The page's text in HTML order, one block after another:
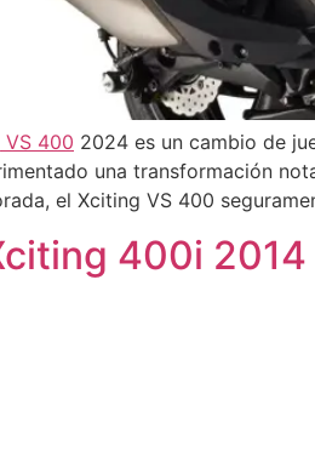
VS 400 2024 es un cambio de
una transformación
el Xciting VS 400
400i 2014